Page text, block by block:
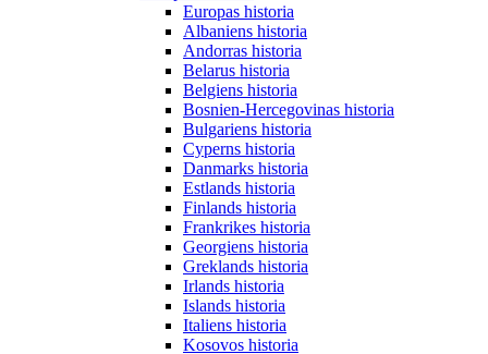
Europas historia
Albaniens historia
Andorras historia
Belarus historia
Belgiens historia
Bosnien-Hercegovinas historia
Bulgariens historia
Cyperns historia
Danmarks historia
Estlands historia
Finlands historia
Frankrikes historia
Georgiens historia
Greklands historia
Irlands historia
Islands historia
Italiens historia
Kosovos historia